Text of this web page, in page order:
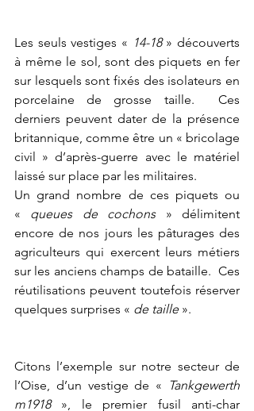
Les seuls vestiges « 14-18 » découverts
à même le sol, sont des piquets en fer
sur lesquels sont fixés des isolateurs en
porcelaine de grosse taille.  Ces
derniers peuvent dater de la présence
britannique, comme être un « bricolage
civil » d’après-guerre avec le matériel
laissé sur place par les militaires.
Un grand nombre de ces piquets ou
« queues de cochons » délimitent
encore de nos jours les pâturages des
agriculteurs qui exercent leurs métiers
sur les anciens champs de bataille.  Ces
réutilisations peuvent toutefois réserver
quelques surprises « de taille ».
Citons l’exemple sur notre secteur de
l’Oise, d’un vestige de «
Tankgewerth
m1918 », le premier fusil anti-char